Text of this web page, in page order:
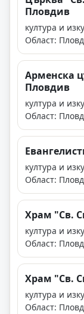
Пловдив
култура и
Област:
Арменска
Пловдив
култура и
Област:
култура и
Област:
Храм "Св.
култура и
Област:
Храм "Св.
култура и
Област: